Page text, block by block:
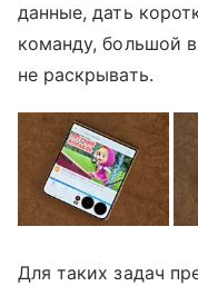
данные, дать
команду, большой
не раскрывать.
Для таких задач